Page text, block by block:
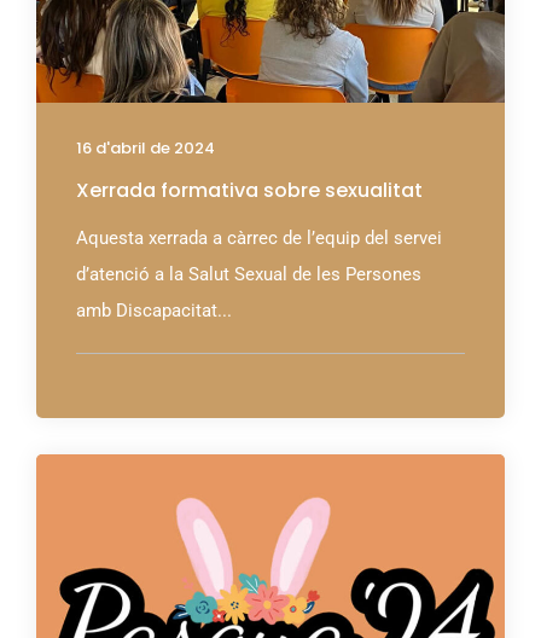
16 d'abril de 2024
Xerrada formativa sobre sexualitat
Aquesta xerrada a càrrec de l’equip del servei
d’atenció a la Salut Sexual de les Persones
amb Discapacitat...